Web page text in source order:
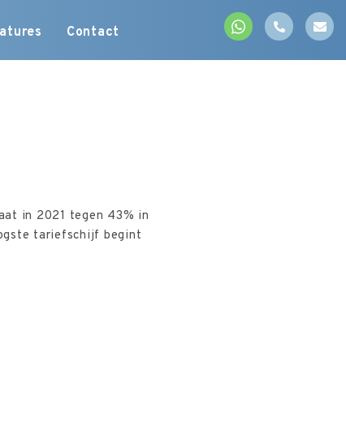
Contact
in 2021 tegen 43% in
tariefschijf begint